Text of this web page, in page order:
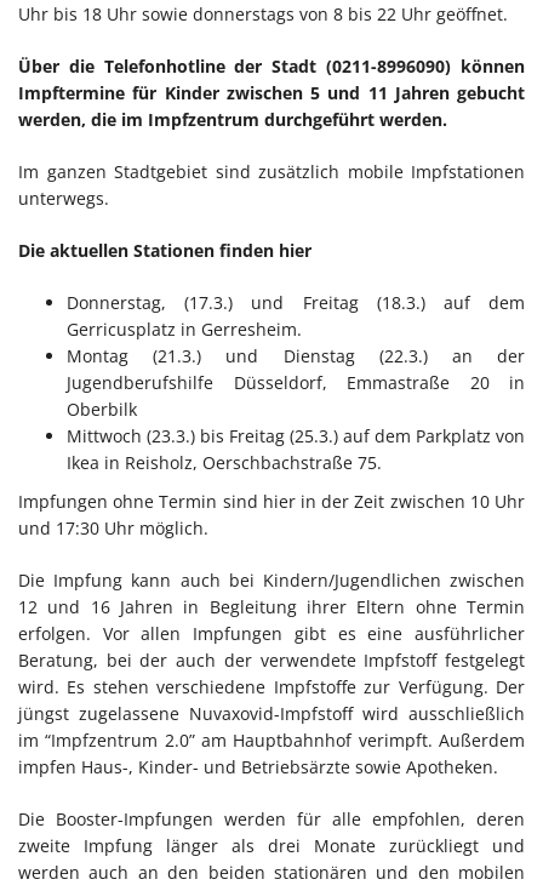
Uhr bis 18 Uhr sowie donnerstags von 8 bis 22 Uhr geöffnet.
Über die Telefonhotline der Stadt (0211-8996090) können
Impftermine für Kinder zwischen 5 und 11 Jahren gebucht
werden, die im Impfzentrum durchgeführt werden.
Im ganzen Stadtgebiet sind zusätzlich mobile Impfstationen
unterwegs.
Die aktuellen Stationen finden hier
Donnerstag, (17.3.) und Freitag (18.3.) auf dem
Gerricusplatz in Gerresheim.
Montag (21.3.) und Dienstag (22.3.) an der
Jugendberufshilfe Düsseldorf, Emmastraße 20 in
Oberbilk
Mittwoch (23.3.) bis Freitag (25.3.) auf dem Parkplatz von
Ikea in Reisholz, Oerschbachstraße 75.
Impfungen ohne Termin sind hier in der Zeit zwischen 10 Uhr
und 17:30 Uhr möglich.
Die Impfung kann auch bei Kindern/Jugendlichen zwischen
12 und 16 Jahren in Begleitung ihrer Eltern ohne Termin
erfolgen. Vor allen Impfungen gibt es eine ausführlicher
Beratung, bei der auch der verwendete Impfstoff festgelegt
wird. Es stehen verschiedene Impfstoffe zur Verfügung. Der
jüngst zugelassene Nuvaxovid-Impfstoff wird ausschließlich
im “Impfzentrum 2.0” am Hauptbahnhof verimpft. Außerdem
impfen Haus-, Kinder- und Betriebsärzte sowie Apotheken.
Die Booster-Impfungen werden für alle empfohlen, deren
zweite Impfung länger als drei Monate zurückliegt und
werden auch an den beiden stationären und den mobilen